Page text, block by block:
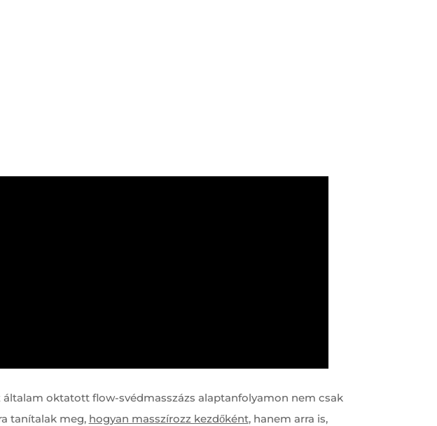
általam oktatott flow-svédmasszázs alaptanfolyamon nem csak
tanítalak meg, hogyan masszírozz kezdőként, hanem arra is,